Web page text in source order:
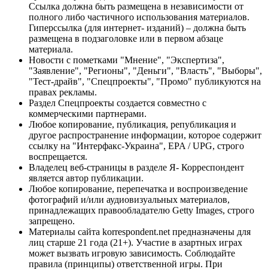
Ссылка должна быть размещена в независимости от
полного либо частичного использования материалов.
Гиперссылка (для интернет- изданий) – должна быть
размещена в подзаголовке или в первом абзаце
материала.
Новости с пометками "Мнение", "Экспертиза",
"Заявление", "Регионы", "Деньги", "Власть", "Выборы",
"Тест-драйв", "Спецпроекты", "Промо" публикуются на
правах рекламы.
Раздел Спецпроекты создается совместно с
коммерческими партнерами.
Любое копирование, публикация, републикация и
другое распространение информации, которое содержит
ссылку на "Интерфакс-Украина", EPA / UPG, строго
воспрещается.
Владелец веб-страницы в разделе Я- Корреспондент
является автор публикации.
Любое копирование, перепечатка и воспроизведение
фотографий и/или аудиовизуальных материалов,
принадлежащих правообладателю Getty Images, строго
запрещено.
Материалы сайта korrespondent.net предназначены для
лиц старше 21 года (21+). Участие в азартных играх
может вызвать игровую зависимость. Соблюдайте
правила (принципы) ответственной игры. При